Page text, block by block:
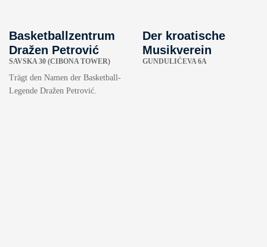
Basketballzentrum
Dražen Petrović
SAVSKA 30 (CIBONA TOWER)
Trägt den Namen der Basketball-
Legende Dražen Petrović.
Der kroatische
Musikverein
GUNDULIĆEVA 6A